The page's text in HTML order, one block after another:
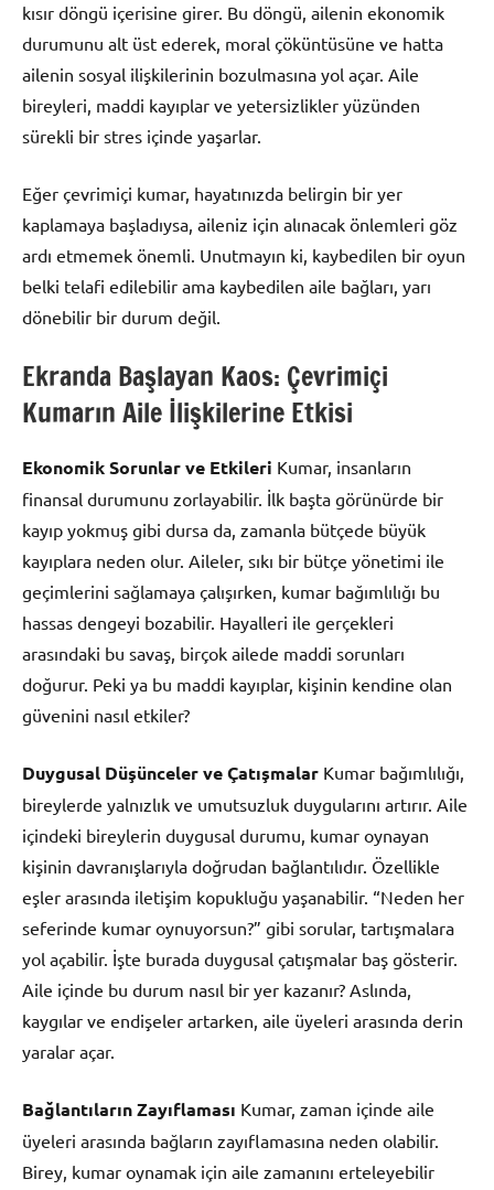
kısır döngü içerisine girer. Bu döngü, ailenin ekonomik
durumunu alt üst ederek, moral çöküntüsüne ve hatta
ailenin sosyal ilişkilerinin bozulmasına yol açar. Aile
bireyleri, maddi kayıplar ve yetersizlikler yüzünden
sürekli bir stres içinde yaşarlar.
Eğer çevrimiçi kumar, hayatınızda belirgin bir yer
kaplamaya başladıysa, aileniz için alınacak önlemleri göz
ardı etmemek önemli. Unutmayın ki, kaybedilen bir oyun
belki telafi edilebilir ama kaybedilen aile bağları, yarı
dönebilir bir durum değil.
Ekranda Başlayan Kaos: Çevrimiçi
Kumarın Aile İlişkilerine Etkisi
Ekonomik Sorunlar ve Etkileri Kumar, insanların
finansal durumunu zorlayabilir. İlk başta görünürde bir
kayıp yokmuş gibi dursa da, zamanla bütçede büyük
kayıplara neden olur. Aileler, sıkı bir bütçe yönetimi ile
geçimlerini sağlamaya çalışırken, kumar bağımlılığı bu
hassas dengeyi bozabilir. Hayalleri ile gerçekleri
arasındaki bu savaş, birçok ailede maddi sorunları
doğurur. Peki ya bu maddi kayıplar, kişinin kendine olan
güvenini nasıl etkiler?
Duygusal Düşünceler ve Çatışmalar Kumar bağımlılığı,
bireylerde yalnızlık ve umutsuzluk duygularını artırır. Aile
içindeki bireylerin duygusal durumu, kumar oynayan
kişinin davranışlarıyla doğrudan bağlantılıdır. Özellikle
eşler arasında iletişim kopukluğu yaşanabilir. “Neden her
seferinde kumar oynuyorsun?” gibi sorular, tartışmalara
yol açabilir. İşte burada duygusal çatışmalar baş gösterir.
Aile içinde bu durum nasıl bir yer kazanır? Aslında,
kaygılar ve endişeler artarken, aile üyeleri arasında derin
yaralar açar.
Bağlantıların Zayıflaması Kumar, zaman içinde aile
üyeleri arasında bağların zayıflamasına neden olabilir.
Birey, kumar oynamak için aile zamanını erteleyebilir